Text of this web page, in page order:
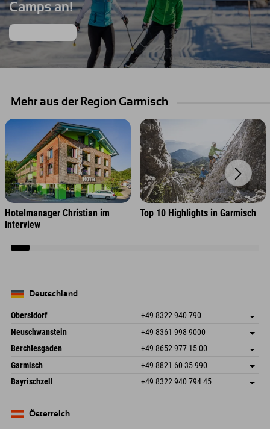
Camps an!
Mehr aus der Region Garmisch
Hotelmanager Christian im
Interview
Top 10 Highlights in Garmisch
Deutschland
Oberstdorf +49 8322 940 790
An der Breitach 3
87538 Fischen I. Allgäu
Deutschland
Adresse speichern
Anreiseinfos
Buchen
Neuschwanstein +49 8361 998 9000
An der Riese 45
87484 Nesselwang im Allgäu
Deutschland
Adresse speichern
Buchen
Berchtesgaden +49 8652 977 15 00
Hofreitstr. 7
83471 Schönau am Königssee
Deutschland
Adresse speichern
Anreiseinfos
Buchen
Garmisch +49 8821 60 35 990
Frickenstraße 22
82490 Farchant
Adresse speichern
Bayrischzell +49 8322 940 794 45
Deutschland
Österreich